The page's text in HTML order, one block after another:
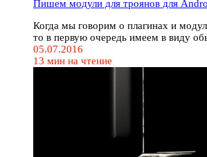
Пишем модули для троянов для
Когда мы говорим о плагинах и
то в первую очередь имеем в виду
05.07.2016
13 мин на чтение